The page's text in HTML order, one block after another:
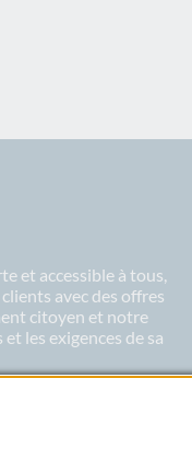
et accessible à tous,
avec des offres
citoyen et notre
les exigences de sa